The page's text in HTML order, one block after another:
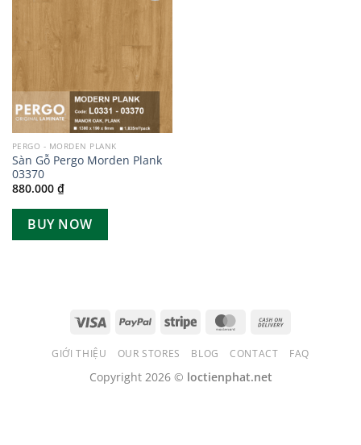
PERGO - MORDEN PLANK
Sàn Gỗ Pergo Morden Plank
03370
880.000 ₫
BUY NOW
GIỚI THIỆU OUR STORES BLOG CONTACT FAQ
Copyright 2026 © loctienphat.net